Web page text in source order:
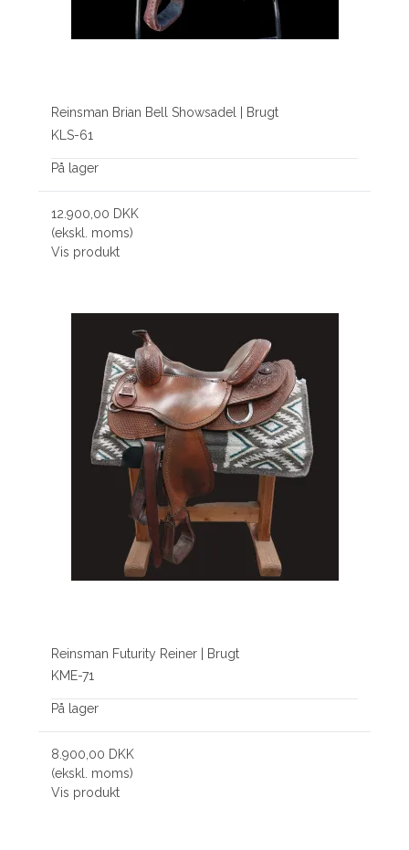
Reinsman Brian Bell Showsadel | Brugt
KLS-61
På lager
12.900,00 DKK
(ekskl. moms)
Vis produkt
Reinsman Futurity Reiner | Brugt
KME-71
På lager
8.900,00 DKK
(ekskl. moms)
Vis produkt